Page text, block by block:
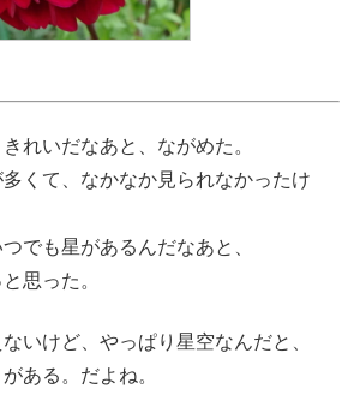
れいだなあと、ながめた。
くて、なかなか見られなかったけ
でも星があるんだなあと、
思った。
いけど、やっぱり星空なんだと、
ある。だよね。